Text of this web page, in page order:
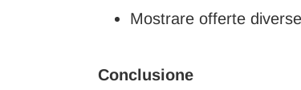
Mostrare offerte
Conclusione